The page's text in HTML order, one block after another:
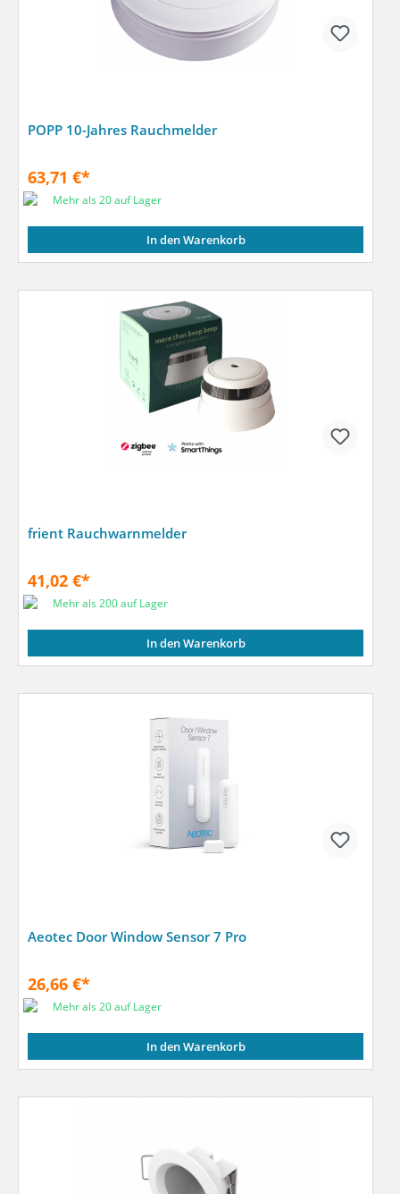
POPP 10-Jahres Rauchmelder
63,71 €*
Mehr als 20 auf Lager
In den Warenkorb
frient Rauchwarnmelder
41,02 €*
Mehr als 200 auf Lager
In den Warenkorb
Aeotec Door Window Sensor 7 Pro
26,66 €*
Mehr als 20 auf Lager
In den Warenkorb